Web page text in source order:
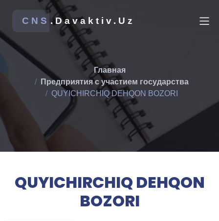
CNS .Davaktiv.Uz
Главная
Предприятия с участием государства
QUYICHIRCHIQ DEHQON BOZORI
QUYICHIRCHIQ DEHQON
BOZORI